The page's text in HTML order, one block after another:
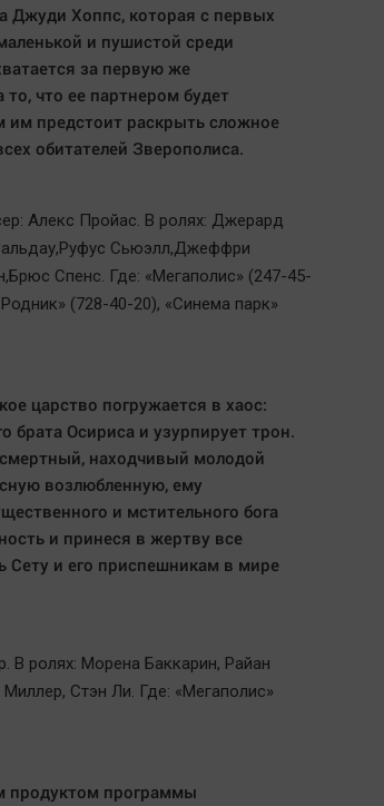
Джуди Хоппс, которая с первых
и пушистой среди
за первую же
что ее партнером будет
предстоит раскрыть сложное
обитателей Зверополиса.
Алекс Пройас. В ролях: Джерард
Сьюэлл,Джеффри
Спенс. Где: «Мегаполис» (247-45-
(728-40-20), «Синема парк»
царство погружается в хаос:
брата Осириса и узурпирует трон.
находчивый молодой
возлюбленную, ему
и мстительного бога
и принеся в жертву все
Сету и его приспешникам в мире
ролях: Морена Баккарин, Райан
Стэн Ли. Где: «Мегаполис»
продуктом программы